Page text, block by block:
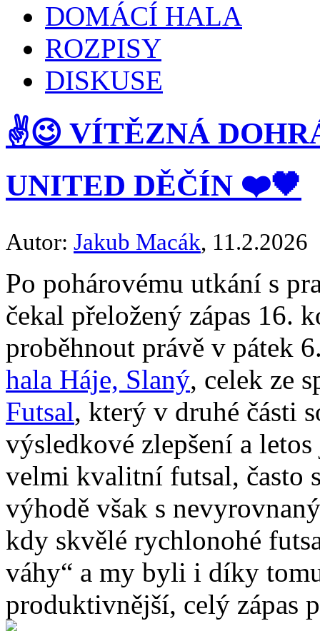
DOMÁCÍ HALA
ROZPISY
DISKUSE
✌️😉 VÍTĚZNÁ
UNITED DĚČÍN ❤️🖤
Autor: Jakub Macák, 11.2.2026
Po pohárovému utkání s
čekal přeložený zápas 16.
proběhnout právě v pátek
hala Háje, Slaný, celek ze
Futsal, který v druhé části
výsledkové zlepšení a
velmi kvalitní futsal, často
výhodě však s
kdy skvělé rychlonohé
váhy“ a my byli i díky
produktivnější, celý zápas